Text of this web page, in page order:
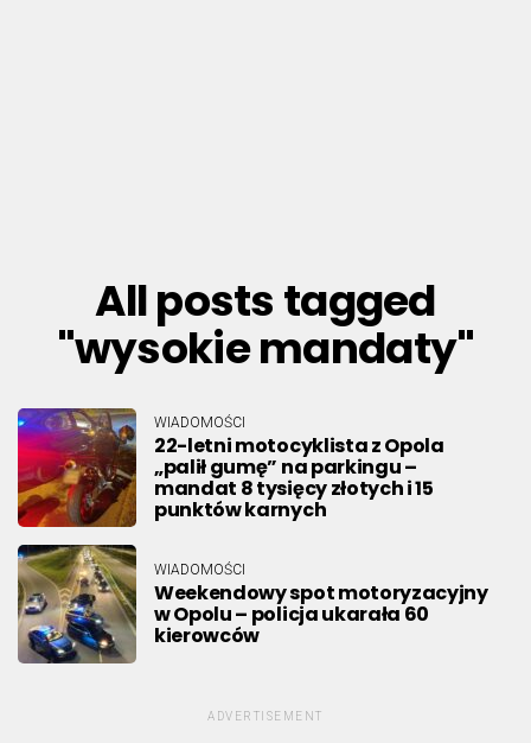
All posts tagged
"wysokie mandaty"
WIADOMOŚCI
22-letni motocyklista z Opola
„palił gumę” na parkingu –
mandat 8 tysięcy złotych i 15
punktów karnych
WIADOMOŚCI
Weekendowy spot motoryzacyjny
w Opolu – policja ukarała 60
kierowców
ADVERTISEMENT